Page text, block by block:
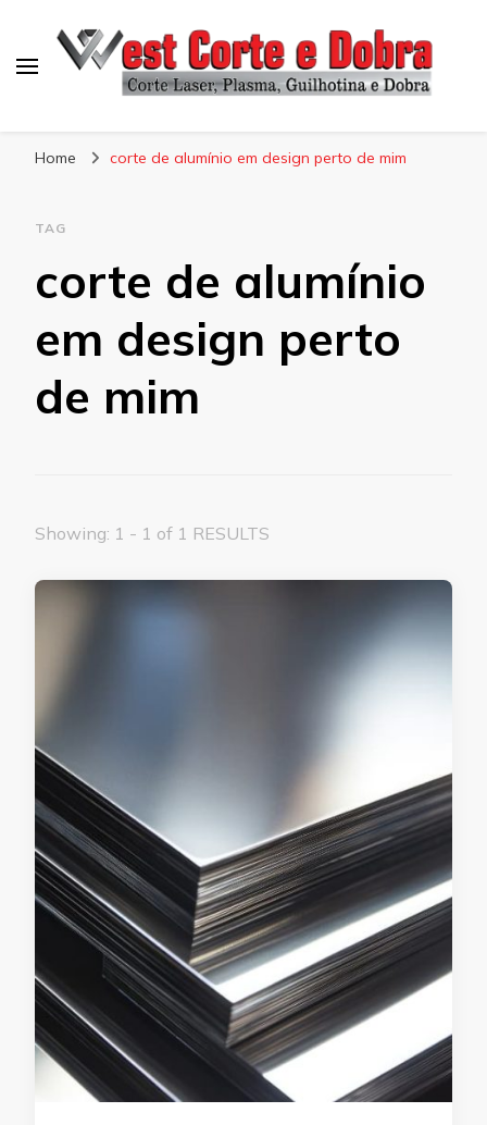
Home corte de alumínio em design perto de mim
TAG
corte de alumínio
em design perto
de mim
Showing: 1 - 1 of 1 RESULTS